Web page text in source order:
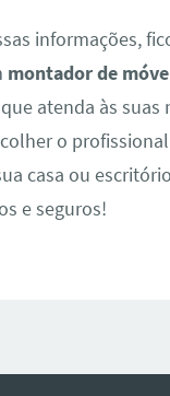
informações,
montador de
que atenda às suas
o
casa ou
e seguros!